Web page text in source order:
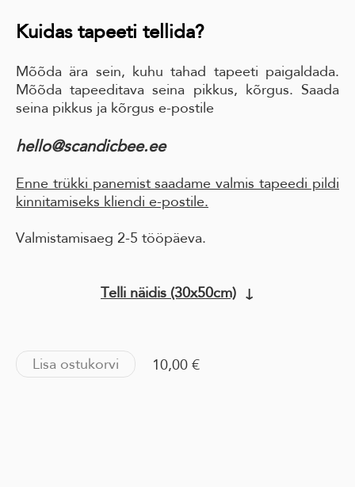
Kuidas tapeeti tellida?
Mõõda ära sein, kuhu tahad tapeeti paigaldada.
Mõõda tapeeditava seina pikkus, kõrgus. Saada
seina pikkus ja kõrgus e-postile
hello@scandicbee.ee
Enne trükki panemist saadame valmis tapeedi pildi
kinnitamiseks kliendi e-postile.
Valmistamisaeg 2-5 tööpäeva.
Telli näidis (30x50cm) ↓
Lisa ostukorvi 10,00 €